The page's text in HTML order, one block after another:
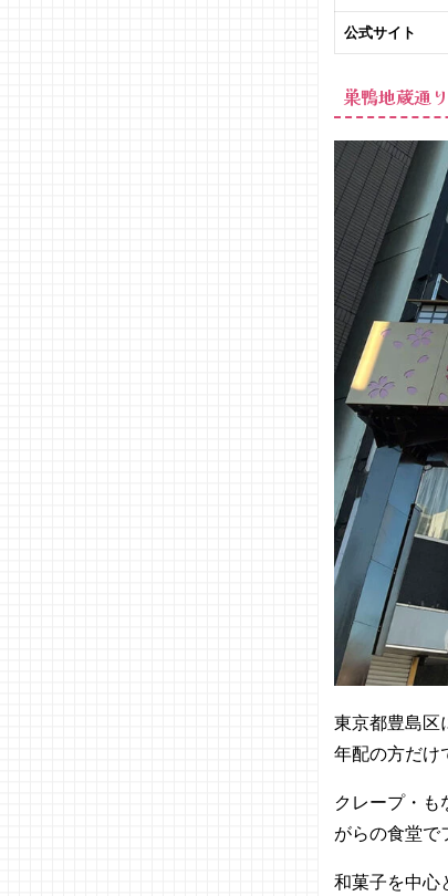
きス
【九
05.
国の
め食
スポ
回っ
公式サイト
巣鴨地蔵通
東京都豊島区
年配の方だけ
クレープ・も
がらの食堂で
和菓子を中心